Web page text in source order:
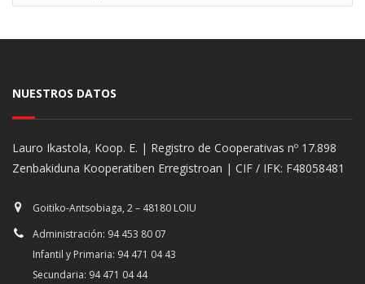
NUESTROS DATOS
Lauro Ikastola, Koop. E. | Registro de Cooperativas nº 17.898
Zenbakiduna Kooperatiben Erregistroan | CIF / IFK: F48058481
Goitiko-Antsobiaga, 2 – 48180 LOIU
Administración: 94 453 80 07
Infantil y Primaria: 94 471 04 43
Secundaria: 94 471 04 44